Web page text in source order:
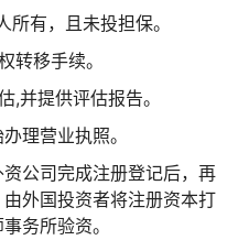
有，且未投担保。
转移手续。
,并提供评估报告。
理营业执照。
公司完成注册登记后，再
外国投资者将注册资本打
务所验资。